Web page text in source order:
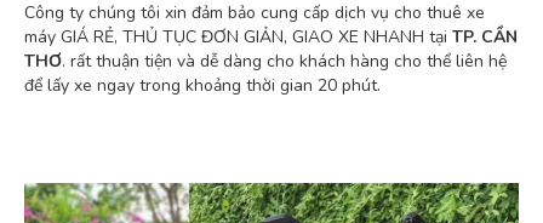
Công ty chúng tôi xin đảm bảo cung cấp dịch vụ cho thuê xe
máy GIÁ RẺ, THỦ TỤC ĐƠN GIẢN, GIAO XE NHANH tại TP. CẦN
THƠ. rất thuận tiện và dễ dàng cho khách hàng cho thể liên hệ
để lấy xe ngay trong khoảng thời gian 20 phút.